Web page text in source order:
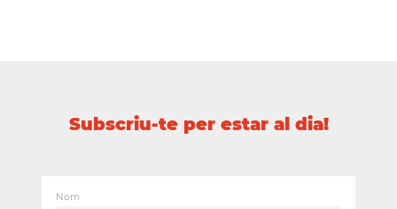
Subscriu-te per estar al dia!
Nom